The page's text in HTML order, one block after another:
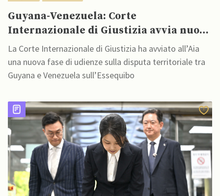
Guyana-Venezuela: Corte
Internazionale di Giustizia avvia nuove
udienze per l’Essequibo
La Corte Internazionale di Giustizia ha avviato all’Aia
una nuova fase di udienze sulla disputa territoriale tra
Guyana e Venezuela sull’Essequibo